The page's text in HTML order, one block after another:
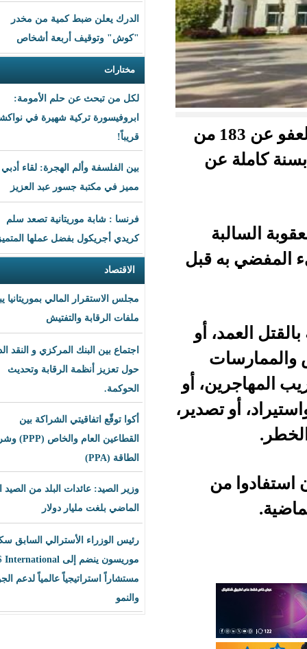
الدرك يعلن ضبط كمية من مخدر
"كوش" وتوقيف أربعة أشخاص
مختارات
لكل من تبحث عن حلم الأمومة:
ابروفيسورة تركية شهيرة في نواكشوط
قريباً!
بين الفلسفة وألم الهجرة: لقاء أدبي
مميز في مكتبة جسور عبد العزيز
فرنسا : شابة موريتانية تصعد سلم
كريدي أجريكول بفضل عملها المتميز
الاقتصاد
مجلس الاستقرار المالي بموريتانيا يبحث
ملفات الرقابة والتفتيش
اجتماع بين البنك المركزي و النقد الدولي
حول تعزيز أنظمة الرقابة وتحديث
الحوكمة.
أكوا توقّع اتفاقيتي الشراكة بين
القطاعين العام والخاص (PPP) وشراء
وزير الصيد: عائدات البلد من الصيد العام
الماضي بلغت مليار دولار
رئيس الوزراء الأسترالي السابق سكوت
موريسون ينضم إلى BLS International
مستشاراً استراتيجياً عالمياً لدعم الجودة
أعلنت رئاسة الجمهورية عن مرسوم رئاسي يقضي بالعفو عن 183 من
عن
قبل
أو
أو